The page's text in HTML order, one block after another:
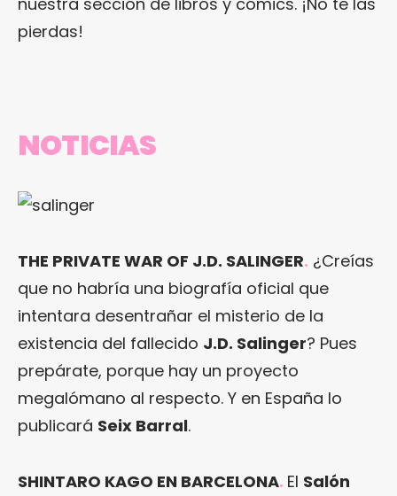
pierdas!
NOTICIAS
THE PRIVATE WAR OF J.D. SALINGER. ¿Creías
que no habría una biografía oficial que
intentara desentrañar el misterio de la
existencia del fallecido J.D. Salinger? Pues
prepárate, porque hay un proyecto
megalómano al respecto. Y en España lo
publicará Seix Barral.
SHINTARO KAGO EN BARCELONA. El Salón